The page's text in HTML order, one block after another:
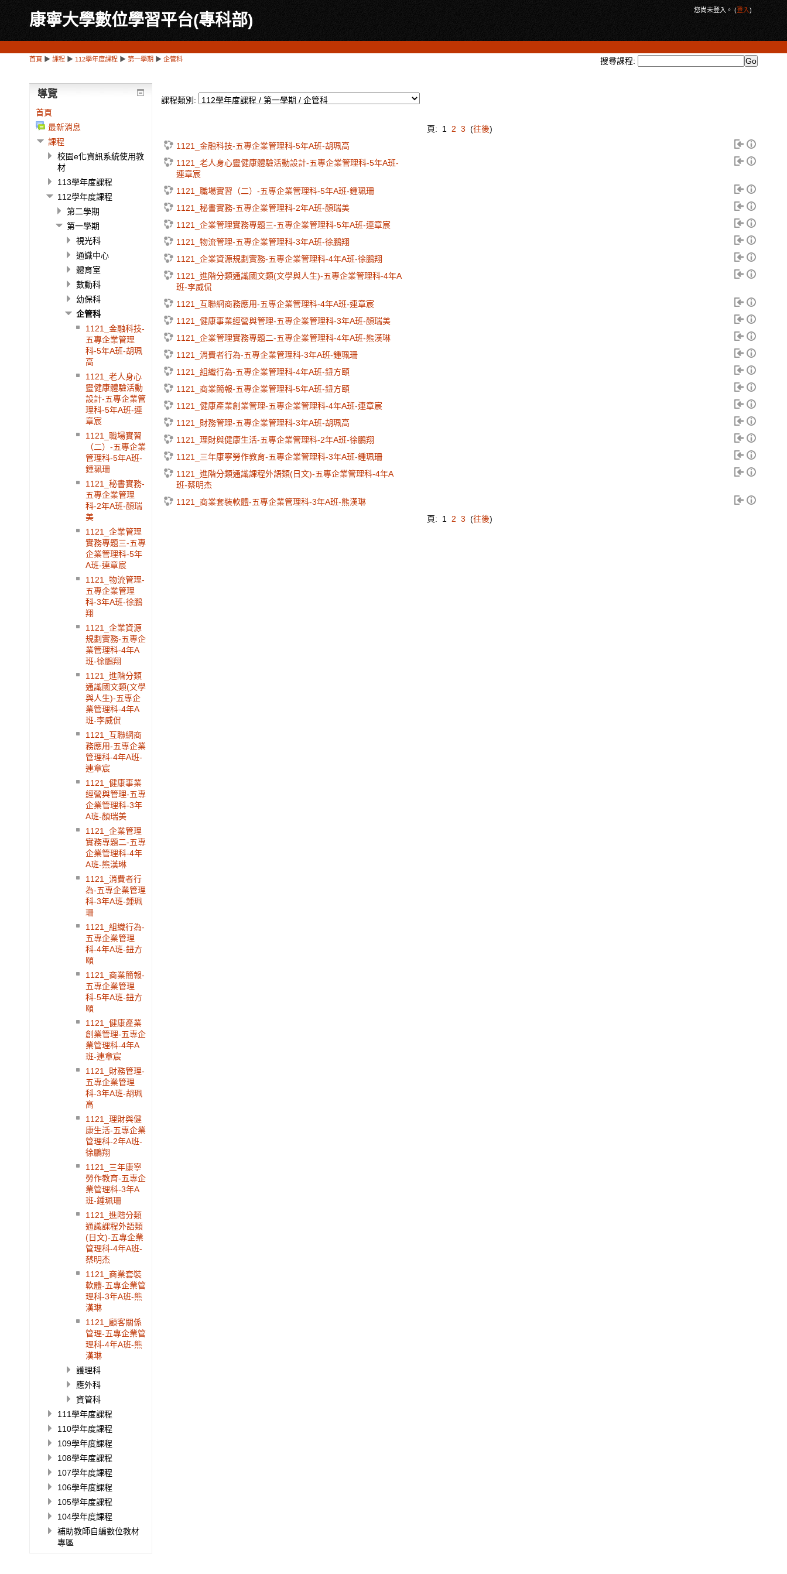
康寧大學數位學習平台(專科部)
您尚未登入。 (登入)
首頁 ▶ 課程 ▶ 112學年度課程 ▶ 第一學期 ▶ 企管科 搜尋課程:
課程類別:
頁: 1 2 3 (往後)
1121_金融科技-五專企業管理科-5年A班-胡珮高
1121_老人身心靈健康體驗活動設計-五專企業管理科-5年A班-
連章宸
1121_職場實習（二）-五專企業管理科-5年A班-鍾珮珊
1121_秘書實務-五專企業管理科-2年A班-顏瑞美
1121_企業管理實務專題三-五專企業管理科-5年A班-連章宸
1121_物流管理-五專企業管理科-3年A班-徐鵬翔
1121_企業資源規劃實務-五專企業管理科-4年A班-徐鵬翔
1121_進階分類通識國文類(文學與人生)-五專企業管理科-4年A
班-李威侃
1121_互聯網商務應用-五專企業管理科-4年A班-連章宸
1121_健康事業經營與管理-五專企業管理科-3年A班-顏瑞美
1121_企業管理實務專題二-五專企業管理科-4年A班-熊漢琳
1121_消費者行為-五專企業管理科-3年A班-鍾珮珊
1121_組織行為-五專企業管理科-4年A班-鈕方頤
1121_商業簡報-五專企業管理科-5年A班-鈕方頤
1121_健康產業創業管理-五專企業管理科-4年A班-連章宸
1121_財務管理-五專企業管理科-3年A班-胡珮高
1121_理財與健康生活-五專企業管理科-2年A班-徐鵬翔
1121_三年康寧勞作教育-五專企業管理科-3年A班-鍾珮珊
1121_進階分類通識課程外語類(日文)-五專企業管理科-4年A
班-蔡明杰
1121_商業套裝軟體-五專企業管理科-3年A班-熊漢琳
頁: 1 2 3 (往後)
導覽
首頁
最新消息
課程
校園e化資訊系統使用教
材
113學年度課程
112學年度課程
第二學期
第一學期
視光科
通識中心
體育室
數動科
幼保科
企管科
1121_金融科技-
五專企業管理
科-5年A班-胡珮
高
1121_老人身心
靈健康體驗活動
設計-五專企業管
理科-5年A班-連
章宸
1121_職場實習
（二）-五專企業
管理科-5年A班-
鍾珮珊
1121_秘書實務-
五專企業管理
科-2年A班-顏瑞
美
1121_企業管理
實務專題三-五專
企業管理科-5年
A班-連章宸
1121_物流管理-
五專企業管理
科-3年A班-徐鵬
翔
1121_企業資源
規劃實務-五專企
業管理科-4年A
班-徐鵬翔
1121_進階分類
通識國文類(文學
與人生)-五專企
業管理科-4年A
班-李威侃
1121_互聯網商
務應用-五專企業
管理科-4年A班-
連章宸
1121_健康事業
經營與管理-五專
企業管理科-3年
A班-顏瑞美
1121_企業管理
實務專題二-五專
企業管理科-4年
A班-熊漢琳
1121_消費者行
為-五專企業管理
科-3年A班-鍾珮
珊
1121_組織行為-
五專企業管理
科-4年A班-鈕方
頤
1121_商業簡報-
五專企業管理
科-5年A班-鈕方
頤
1121_健康產業
創業管理-五專企
業管理科-4年A
班-連章宸
1121_財務管理-
五專企業管理
科-3年A班-胡珮
高
1121_理財與健
康生活-五專企業
管理科-2年A班-
徐鵬翔
1121_三年康寧
勞作教育-五專企
業管理科-3年A
班-鍾珮珊
1121_進階分類
通識課程外語類
(日文)-五專企業
管理科-4年A班-
蔡明杰
1121_商業套裝
軟體-五專企業管
理科-3年A班-熊
漢琳
1121_顧客關係
管理-五專企業管
理科-4年A班-熊
漢琳
護理科
應外科
資管科
111學年度課程
110學年度課程
109學年度課程
108學年度課程
107學年度課程
106學年度課程
105學年度課程
104學年度課程
補助教師自編數位教材
專區